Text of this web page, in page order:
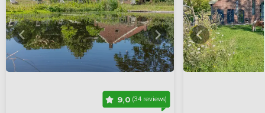
9,0(34 reviews)
Bekijkhieralle foto's Bekijk